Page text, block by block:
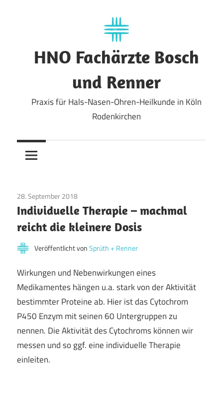
HNO Fachärzte Bosch
und Renner
Praxis für Hals-Nasen-Ohren-Heilkunde in Köln
Rodenkirchen
28. September 2018
Individuelle Therapie – machmal
reicht die kleinere Dosis
Veröffentlicht vonSprüth + Renner
Wirkungen und Nebenwirkungen eines
Medikamentes hängen u.a. stark von der Aktivität
bestimmter Proteine ab. Hier ist das Cytochrom
P450 Enzym mit seinen 60 Untergruppen zu
nennen. Die Aktivität des Cytochroms können wir
messen und so ggf. eine individuelle Therapie
einleiten.